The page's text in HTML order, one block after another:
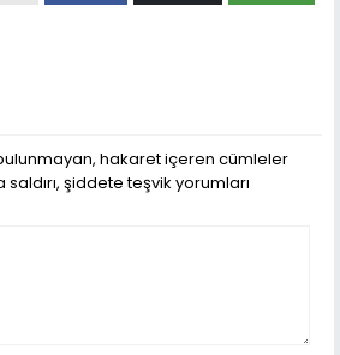
hakaret içeren cümleler
şiddete teşvik yorumları